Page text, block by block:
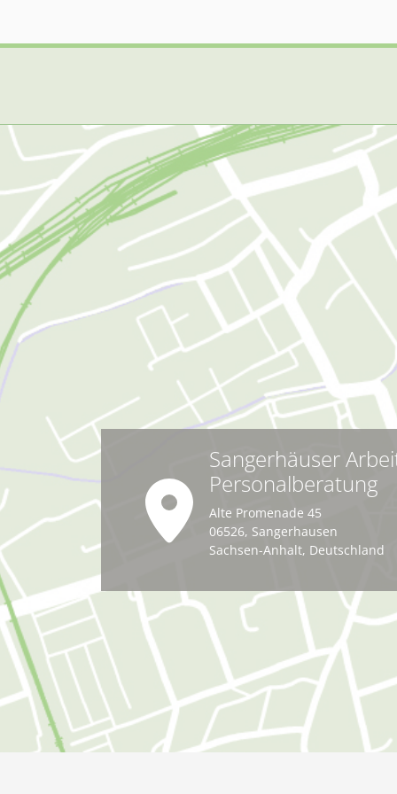
Sangerhäuser
Personalberatung
Alte Promenade 45
06526, Sangerhausen
Sachsen-Anhalt, Deutschland